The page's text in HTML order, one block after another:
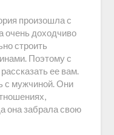
произошла с
очень доходчиво
строить
Поэтому с
ее вам.
с мужчиной. Они
она забрала свою